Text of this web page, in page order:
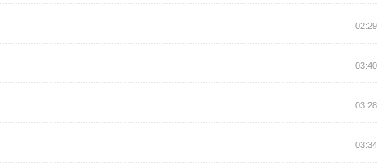
02:29
03:40
03:28
03:34